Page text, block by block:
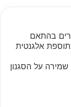
בהתאם
אלגנטית
על הסגנון